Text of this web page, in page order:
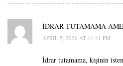
İDRAR TUTAMAMA
APRIL 5, 2026 AT 11:41 PM
İdrar tutamama, kişinin